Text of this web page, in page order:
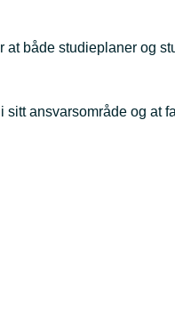
at både studieplaner og
sitt ansvarsområde og at